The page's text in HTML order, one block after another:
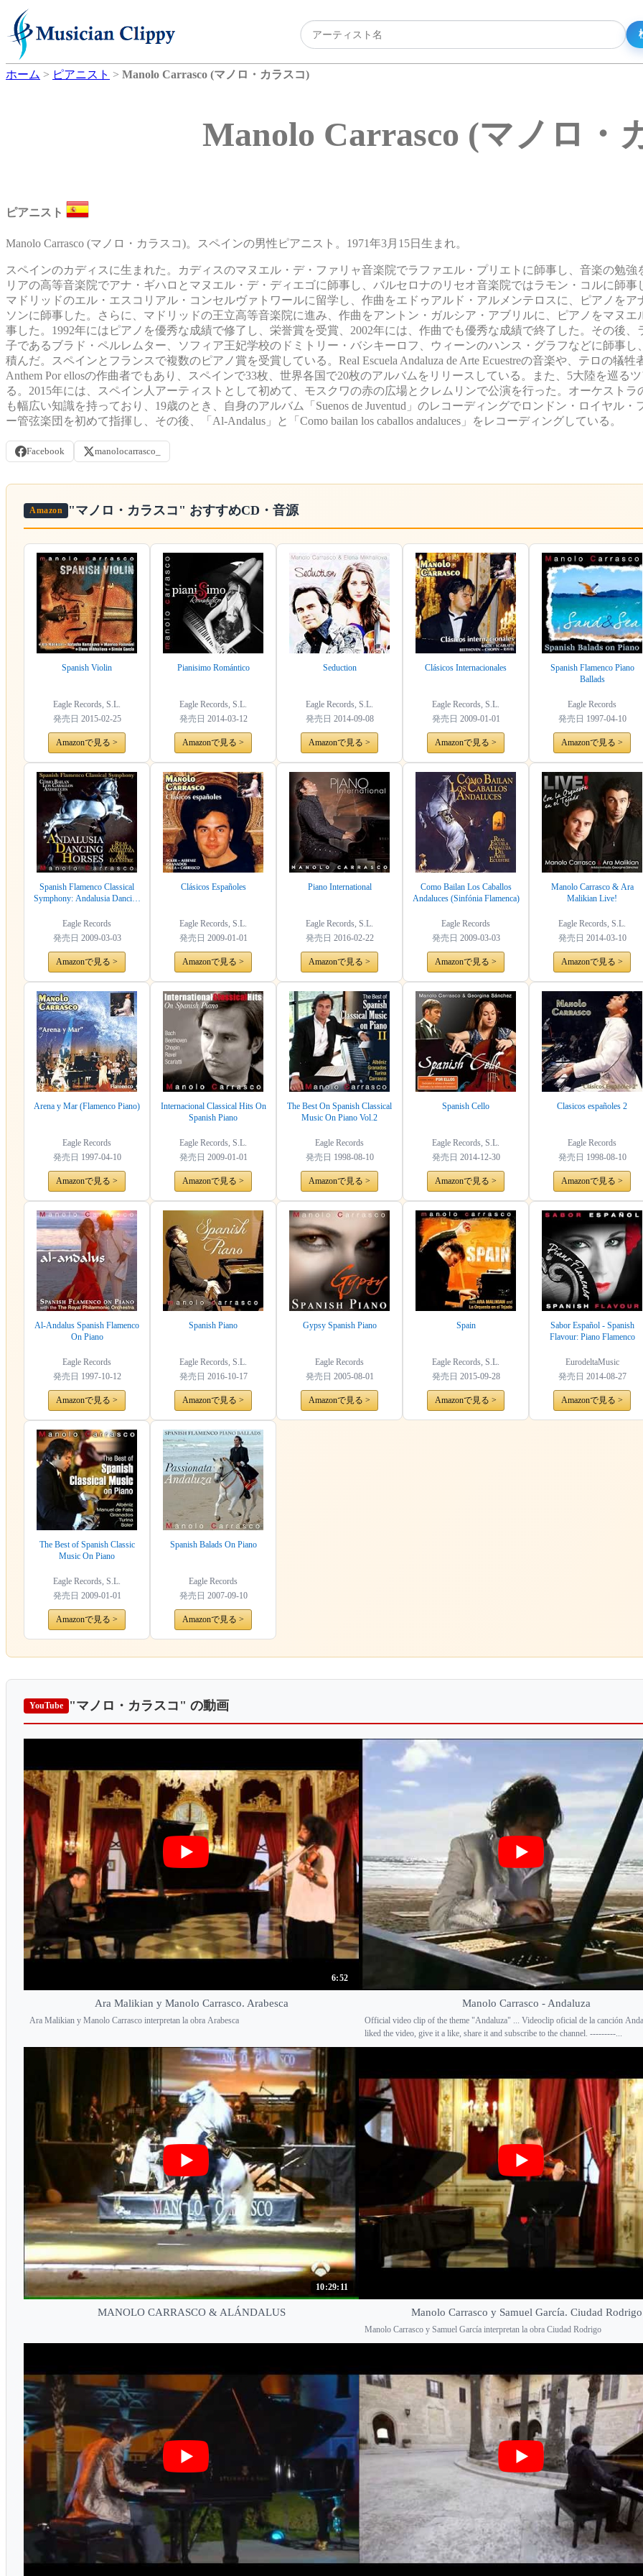
ホーム > ピアニスト > Manolo Carrasco (マノロ・カラスコ)
Manolo Carrasco (マノロ・
ピアニスト
Manolo Carrasco (マノロ・カラスコ)。スペインの男性ピアニスト。1971年3月15日生まれ。
スペインのカディスに生まれた。カディスのマヌエル・デ・ファリャ音楽院でラファエル・プリエトに師事し、音楽の勉強
リアの高等音楽院でアナ・ギハロとマヌエル・デ・ディエゴに師事し、バルセロナのリセオ音楽院ではラモン・コルに師事
マドリッドのエル・エスコリアル・コンセルヴァトワールに留学し、作曲をエドゥアルド・アルメンテロスに、ピアノをア
ソンに師事した。さらに、マドリッドの王立高等音楽院に進み、作曲をアントン・ガルシア・アブリルに、ピアノをマヌエ
事した。1992年にはピアノを優秀な成績で修了し、栄誉賞を受賞、2002年には、作曲でも優秀な成績で終了した。その後、
子であるブラド・ペルレムター、ソフィア王妃学校のドミトリー・バシキーロフ、ウィーンのハンス・グラフなどに師事し
積んだ。スペインとフランスで複数のピアノ賞を受賞している。Real Escuela Andaluza de Arte Ecuestreの音楽や、テロの犠牲
Anthem Por ellosの作曲者でもあり、スペインで33枚、世界各国で20枚のアルバムをリリースしている。また、5大陸を巡る
る。2015年には、スペイン人アーティストとして初めて、モスクワの赤の広場とクレムリンで公演を行った。オーケストラ
も幅広い知識を持っており、19歳のとき、自身のアルバム「Suenos de Juventud」のレコーディングでロンドン・ロイヤル・
ー管弦楽団を初めて指揮し、その後、「Al-Andalus」と「Como bailan los caballos andaluces」をレコーディングしている。
Facebook manolocarrasco_
Amazon "マノロ・カラスコ" おすすめCD・音源
Spanish Violin
Eagle Records, S.L.
発売日 2015-02-25
Amazonで見る >
Pianisimo Romántico
Eagle Records, S.L.
発売日 2014-03-12
Amazonで見る >
Seduction
Eagle Records, S.L.
発売日 2014-09-08
Amazonで見る >
Clásicos Internacionales
Eagle Records, S.L.
発売日 2009-01-01
Amazonで見る >
Spanish Flamenco Pìano
Ballads
Eagle Records
発売日 1997-04-10
Amazonで見る >
Spanish Flamenco Classical
Symphony: Andalusia Dancing
Eagle Records
発売日 2009-03-03
Amazonで見る >
Clásicos Españoles
Eagle Records, S.L.
発売日 2009-01-01
Amazonで見る >
Piano International
Eagle Records, S.L.
発売日 2016-02-22
Amazonで見る >
Como Bailan Los Caballos
Andaluces (Sinfónia Flamenca)
Eagle Records
発売日 2009-03-03
Amazonで見る >
Manolo Carrasco & Ara
Malikian Live!
Eagle Records, S.L.
発売日 2014-03-10
Amazonで見る >
Arena y Mar (Flamenco Piano)
Eagle Records
発売日 1997-04-10
Amazonで見る >
Internacional Classical Hits On
Spanish Piano
Eagle Records, S.L.
発売日 2009-01-01
Amazonで見る >
The Best On Spanish Classical
Music On Piano Vol.2
Eagle Records
発売日 1998-08-10
Amazonで見る >
Spanish Cello
Eagle Records, S.L.
発売日 2014-12-30
Amazonで見る >
Clasicos españoles 2
Eagle Records
発売日 1998-08-10
Amazonで見る >
Al-Andalus Spanish Flamenco
On Piano
Eagle Records
発売日 1997-10-12
Amazonで見る >
Spanish Piano
Eagle Records, S.L.
発売日 2016-10-17
Amazonで見る >
Gypsy Spanish Piano
Eagle Records
発売日 2005-08-01
Amazonで見る >
Spain
Eagle Records, S.L.
発売日 2015-09-28
Amazonで見る >
Sabor Español - Spanish
Flavour: Piano Flamenco
EurodeltaMusic
発売日 2014-08-27
Amazonで見る >
The Best of Spanish Classic
Music On Piano
Eagle Records, S.L.
発売日 2009-01-01
Amazonで見る >
Spanish Balads On Piano
Eagle Records
発売日 2007-09-10
Amazonで見る >
YouTube "マノロ・カラスコ" の動画
6:52
Ara Malikian y Manolo Carrasco. Arabesca
Ara Malikian y Manolo Carrasco interpretan la obra Arabesca
Manolo Carrasco - Andaluza
Official video clip of the theme "Andaluza" ... Videoclip oficial de la canción
liked the video, give it a like, share it and subscribe to the channel. ---------...
10:29:11
MANOLO CARRASCO & ALÁNDALUS Manolo Carrasco y Samuel García. Ciudad Rodrigo
Manolo Carrasco y Samuel García interpretan la obra Ciudad Rodrigo